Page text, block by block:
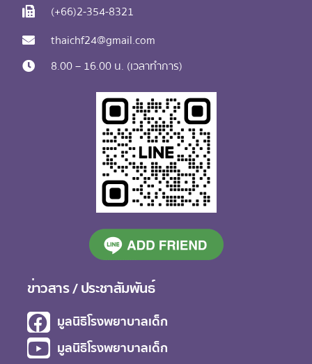
(+66)2-354-8321
thaichf24@gmail.com
8.00 – 16.00 น. (เวลาทำการ)
ข่าวสาร / ประชาสัมพันธ์
มูลนิธิโรงพยาบาลเด็ก​
มูลนิธิโรงพยาบาลเด็ก​